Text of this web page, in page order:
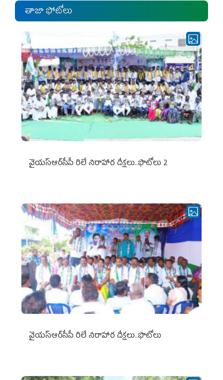
తాజా ఫోటోలు
వైయ‌స్ఆర్‌సీపీ రిలే నిరాహార దీక్షలు..ఫొటోలు 2
వైయ‌స్ఆర్‌సీపీ రిలే నిరాహార దీక్షలు..ఫొటోలు